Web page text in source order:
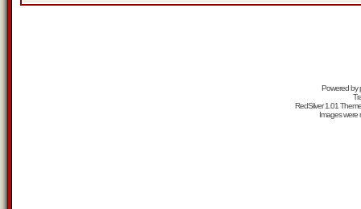
Powered by
RedSilver 1.01
Images were